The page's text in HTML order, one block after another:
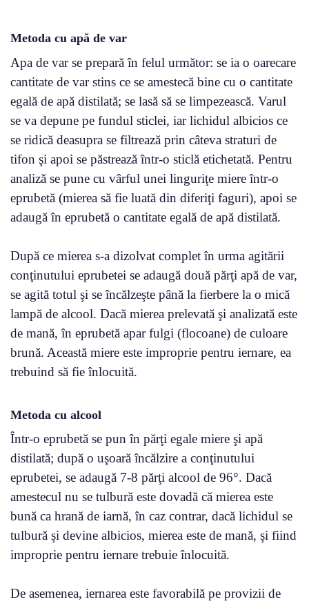
Metoda cu apă de var
Apa de var se prepară în felul următor: se ia o oarecare
cantitate de var stins ce se amestecă bine cu o cantitate
egală de apă distilată; se lasă să se limpezească. Varul
se va depune pe fundul sticlei, iar lichidul albicios ce
se ridică deasupra se filtrează prin câteva straturi de
tifon şi apoi se păstrează într-o sticlă etichetată. Pentru
analiză se pune cu vârful unei linguriţe miere într-o
eprubetă (mierea să fie luată din diferiţi faguri), apoi se
adaugă în eprubetă o cantitate egală de apă distilată.
După ce mierea s-a dizolvat complet în urma agitării
conţinutului eprubetei se adaugă două părţi apă de var,
se agită totul şi se încălzeşte până la fierbere la o mică
lampă de alcool. Dacă mierea prelevată şi analizată este
de mană, în eprubetă apar fulgi (flocoane) de culoare
brună. Această miere este improprie pentru iernare, ea
trebuind să fie înlocuită.
Metoda cu alcool
Într-o eprubetă se pun în părţi egale miere şi apă
distilată; după o uşoară încălzire a conţinutului
eprubetei, se adaugă 7-8 părţi alcool de 96°. Dacă
amestecul nu se tulbură este dovadă că mierea este
bună ca hrană de iarnă, în caz contrar, dacă lichidul se
tulbură şi devine albicios, mierea este de mană, şi fiind
improprie pentru iernare trebuie înlocuită.
De asemenea, iernarea este favorabilă pe provizii de